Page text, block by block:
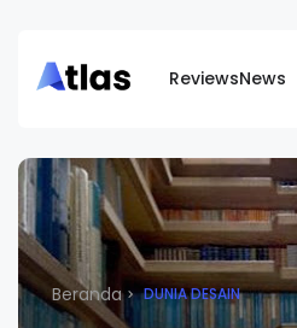
ReviewsNews
Beranda DUNIA DESAIN